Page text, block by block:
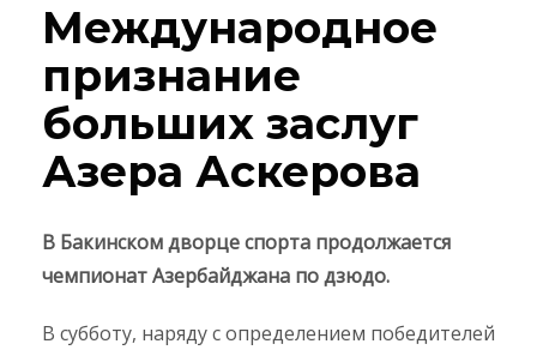
Международное
признание
больших заслуг
Азера Аскерова
В Бакинском дворце спорта продолжается
чемпионат Азербайджана по дзюдо.
В субботу, наряду с определением победителей